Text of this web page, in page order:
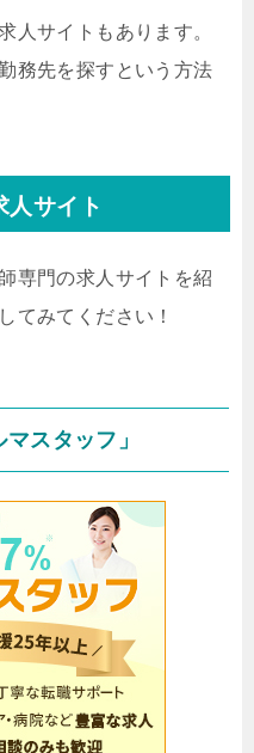
人サイトもあります。
務先を探すという方法
人サイト
専門の求人サイトを紹
てみてください！
スタッフ」